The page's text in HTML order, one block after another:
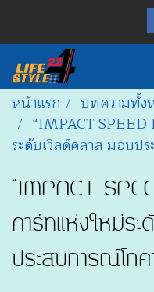
หน้าแรก บทความทั้ง
“IMPACT
ระดับเวิลด์คลาส มอบป
“IMPACT
คาร์ทแห่งใหม่ร
ประสบการณ์โกค